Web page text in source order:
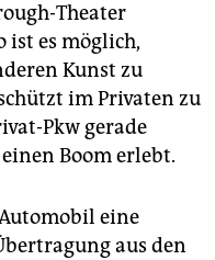
Theater
ist es möglich,
Kunst zu
im Privaten zu
Pkw gerade
Boom erlebt.
eine
aus den